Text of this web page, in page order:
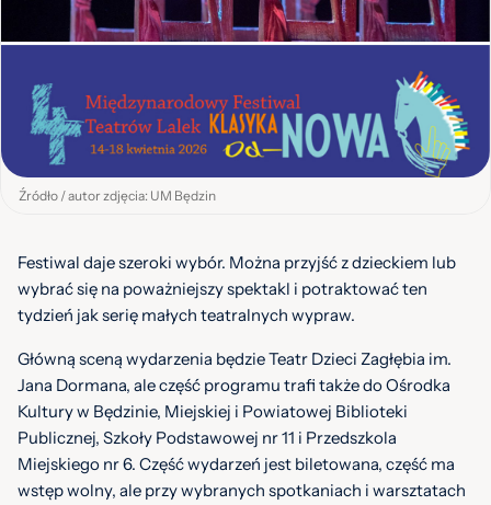
Źródło / autor zdjęcia: UM Będzin
Festiwal daje szeroki wybór. Można przyjść z dzieckiem lub
wybrać się na poważniejszy spektakl i potraktować ten
tydzień jak serię małych teatralnych wypraw.
Główną sceną wydarzenia będzie Teatr Dzieci Zagłębia im.
Jana Dormana, ale część programu trafi także do Ośrodka
Kultury w Będzinie, Miejskiej i Powiatowej Biblioteki
Publicznej, Szkoły Podstawowej nr 11 i Przedszkola
Miejskiego nr 6. Część wydarzeń jest biletowana, część ma
wstęp wolny, ale przy wybranych spotkaniach i warsztatach